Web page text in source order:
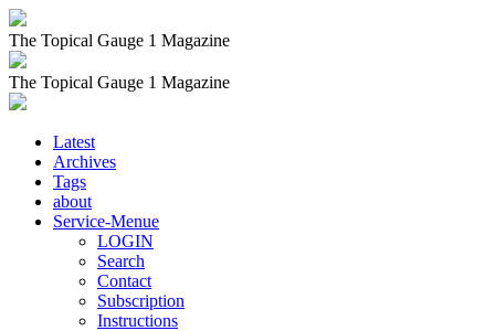
The Topical Gauge 1 Magazine
The Topical Gauge 1 Magazine
Latest
Archives
Tags
about
Service-Menue
LOGIN
Search
Contact
Subscription
Instructions